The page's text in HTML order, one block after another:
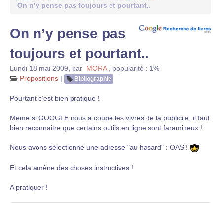
On n’y pense pas toujours et pourtant..
On n’y pense pas
toujours et pourtant..
Lundi 18 mai 2009 par MORA
popularité : 1%
Propositions | Bibliographie
Pourtant c’est bien pratique !
Même si GOOGLE nous a coupé les vivres de la publicité, il faut
bien reconnaitre que certains outils en ligne sont faramineux !
Nous avons sélectionné une adresse "au hasard" : OAS !
Et cela amène des choses instructives !
A pratiquer !